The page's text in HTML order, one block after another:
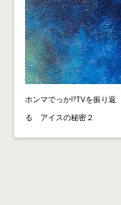
ホンマでっか!?TVを振り返
る アイスの秘密２